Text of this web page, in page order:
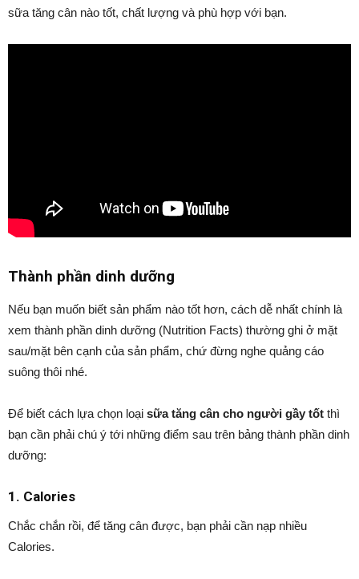
sữa tăng cân nào tốt, chất lượng và phù hợp với bạn.
Thành phần dinh dưỡng
Nếu bạn muốn biết sản phẩm nào tốt hơn, cách dễ nhất chính là
xem thành phần dinh dưỡng (Nutrition Facts) thường ghi ở mặt
sau/mặt bên cạnh của sản phẩm, chứ đừng nghe quảng cáo
suông thôi nhé.
Để biết cách lựa chọn loại sữa tăng cân cho người gầy tốt thì
bạn cần phải chú ý tới những điểm sau trên bảng thành phần dinh
dưỡng:
1. Calories
Chắc chắn rồi, để tăng cân được, bạn phải cần nạp nhiều
Calories.